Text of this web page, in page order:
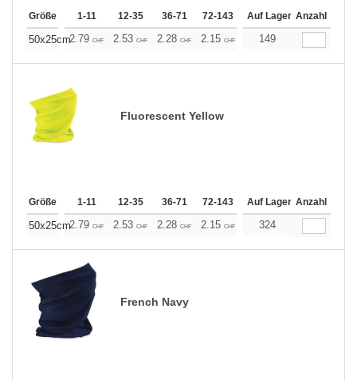
Größe 1-11 12-35 36-71 72-143 144-287 288 +
Auf Lager Anzahl
50x25cm2.79 CHF 2.53 CHF 2.28 CHF 2.15 CHF 2.03CHF
149
Fluorescent Yellow
Größe 1-11 12-35 36-71 72-143 144-287 288 +
Auf Lager Anzahl
50x25cm2.79 CHF 2.53 CHF 2.28 CHF 2.15 CHF 2.03CHF
324
French Navy